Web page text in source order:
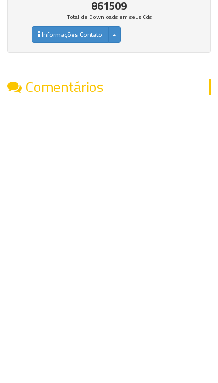
861509
Total de Downloads em seus Cds
Informações Contato
Comentários